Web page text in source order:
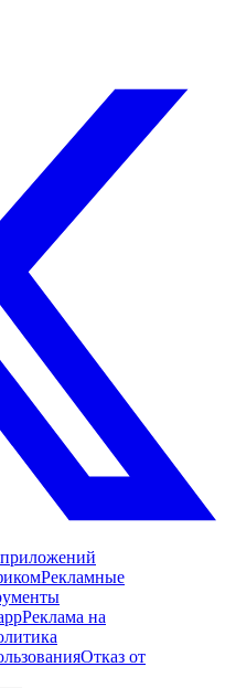
Рекламные
Реклама на
Отказ от